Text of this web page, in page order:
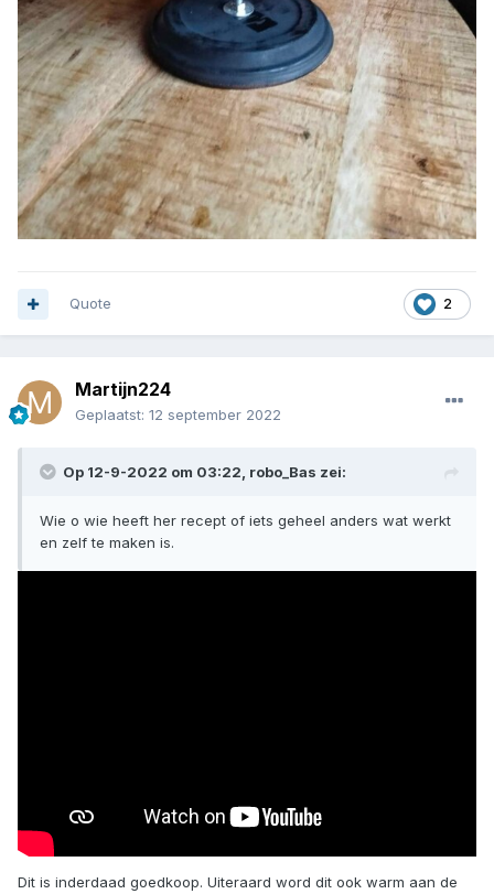
2
Quote
Martijn224
Geplaatst: 12 september 2022
Op 12-9-2022 om 03:22, robo_Bas zei:
Wie o wie heeft her recept of iets geheel anders wat werkt
en zelf te maken is.
Dit is inderdaad goedkoop. Uiteraard word dit ook warm aan de